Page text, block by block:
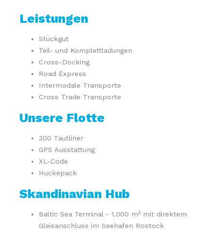
Leistungen
Stückgut
Teil- und Komplettladungen
Cross-Docking
Road Express
Intermodale Transporte
Cross Trade Transporte
Unsere Flotte
300 Tautliner
GPS Ausstattung
XL-Code
Huckepack
Skandinavian Hub
Baltic Sea Terminal - 1.000 m² mit direktem
Gleisanschluss im Seehafen Rostock